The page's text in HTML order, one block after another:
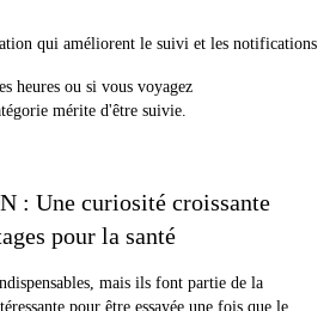
qui améliorent le suivi et les notifications
heures ou si vous voyagez
mérite d'être suivie.
: Une curiosité croissante
pour la santé
mais ils font partie de la
pour être essayée une fois que le